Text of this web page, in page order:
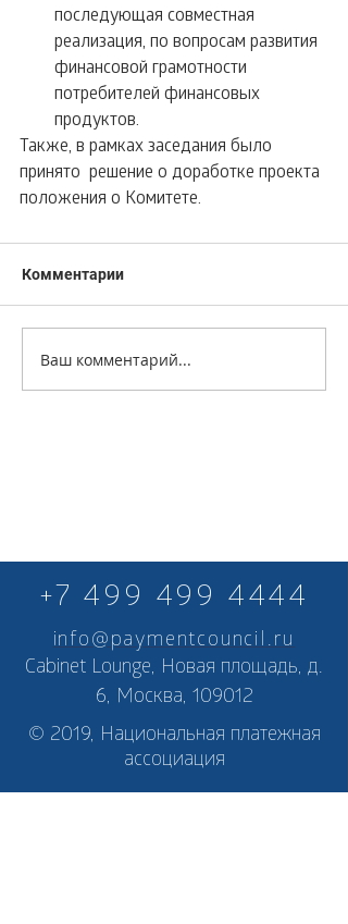
последующая совместная
реализация, по вопросам развития
финансовой грамотности
потребителей финансовых
продуктов.
Также, в рамках заседания было
принято  решение о доработке проекта
положения о Комитете.
Комментарии
Ваш комментарий...
+7 499 499 4444
info@paymentcouncil.ru
Cabinet Lounge, Новая площадь, д.
6, Москва, 109012
© 2019, Национальная платежная
ассоциация